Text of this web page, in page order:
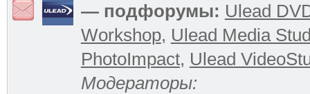
— подфорумы: Ulead
Workshop, Ulead Media
PhotoImpact, Ulead
Модераторы: